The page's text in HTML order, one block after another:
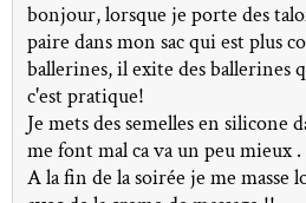
bonjour, lorsque je porte des
paire dans mon sac qui est plus
ballerines, il exite des ballerines
c'est pratique!
Je mets des semelles en silicone
me font mal ca va un peu mieux .
A la fin de la soirée je me masse